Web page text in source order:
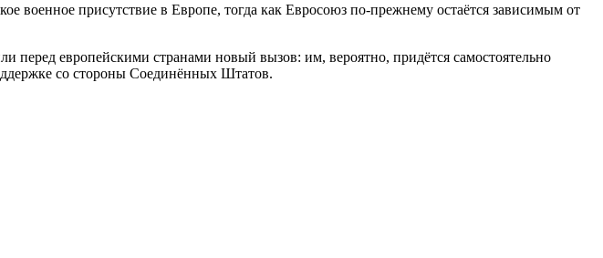
военное присутствие в Европе, тогда как Евросоюз по-прежнему остаётся зависимым от
европейскими странами новый вызов: им, вероятно, придётся самостоятельно
со стороны Соединённых Штатов.